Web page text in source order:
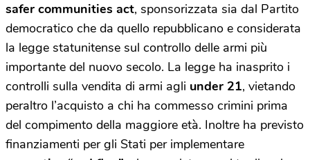
safer communities act, sponsorizzata sia dal Partito
democratico che da quello repubblicano e considerata
la legge statunitense sul controllo delle armi più
importante del nuovo secolo. La legge ha inasprito i
controlli sulla vendita di armi agli under 21, vietando
peraltro l’acquisto a chi ha commesso crimini prima
del compimento della maggiore età. Inoltre ha previsto
finanziamenti per gli Stati per implementare